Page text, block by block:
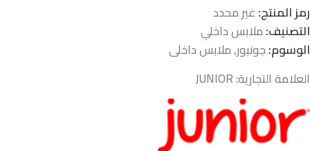
رمز المنتج:غير محدد
التصنيف:ملابس داخلي
الوسوم:جونيور,ملابس داخلى
العلامة التجارية:JUNIOR